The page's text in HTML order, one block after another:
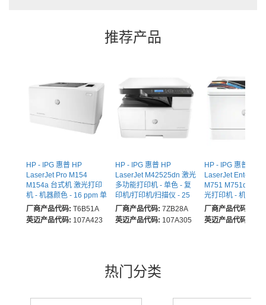
推荐产品
HP - IPG 惠普 HP
LaserJet Pro M154
M154a 台式机 激光打印
机 - 机器颜色 - 16 ppm 单
色 / 16 ppm颜色 - 600 x
600 dpi打印 - 150页 输入
- 30000 页面工作周期 -
厂商产品代码: T6B51A
英迈产品代码: 107A423
HP - IPG 惠普 HP
LaserJet M42525dn 激光
多功能打印机 - 单色 - 复
印机/打印机/扫描仪 - 25
ppm单色打印 - 1200 x
1200 dpi打印 - 自动的 双
面打印 - Up to 50000 每
Ethernet - USB - 为 普通
纸打印
厂商产品代码: 7ZB28A
英迈产品代码: 107A305
HP - IPG 惠普 HP
LaserJet
M751 M751dn 台
光打印机 - 机器颜
ppm 单色 / 40 ppm
1200 x 1200 dpi打
动的 双面打印 - 以
厂商产品代码:
英迈产品代码:
热门分类